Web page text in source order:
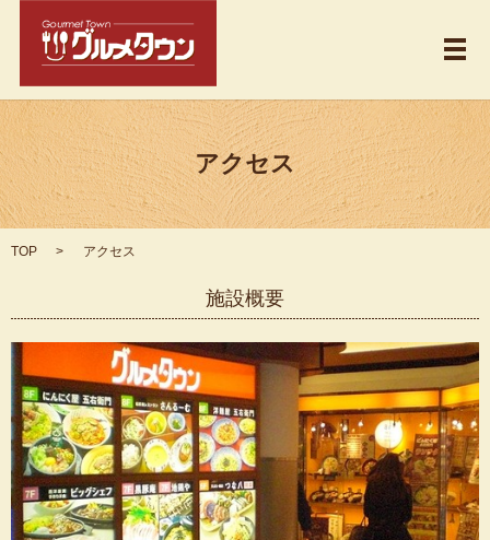
メ
アクセス
TOP アクセス
施設概要